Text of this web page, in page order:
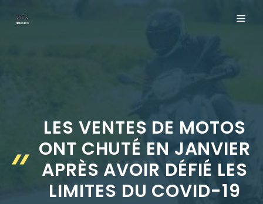
LES VENTES DE MOTOS
ONT CHUTÉ EN JANVIER
APRÈS AVOIR DÉFIÉ LES
LIMITES DU COVID-19